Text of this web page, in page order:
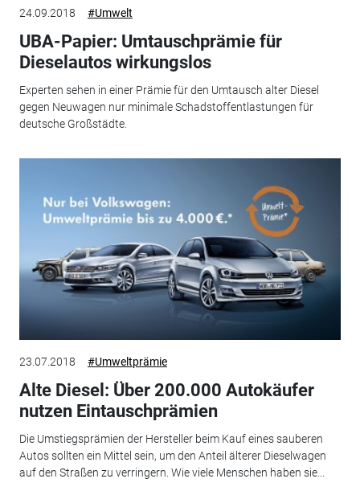
24.09.2018 #Umwelt
UBA-Papier: Umtauschprämie für
Dieselautos wirkungslos
Experten sehen in einer Prämie für den Umtausch alter Diesel
gegen Neuwagen nur minimale Schadstoffentlastungen für
deutsche Großstädte.
23.07.2018 #Umweltprämie
Alte Diesel: Über 200.000 Autokäufer
nutzen Eintauschprämien
Die Umstiegsprämien der Hersteller beim Kauf eines sauberen
Autos sollten ein Mittel sein, um den Anteil älterer Dieselwagen
auf den Straßen zu verringern. Wie viele Menschen haben sie...